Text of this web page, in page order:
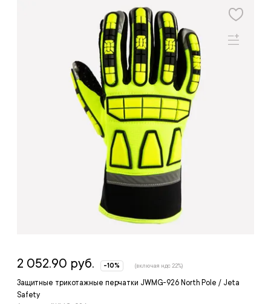
Защитные трикотажные перчатки JWMG-926 North Pole / Jeta
Safety
2 052.90 руб. -10% (включая ндс 22%)